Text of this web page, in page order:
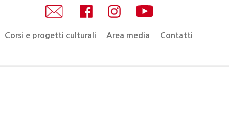
Corsi e progetti culturali Area media Contatti